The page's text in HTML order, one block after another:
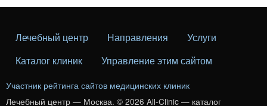
Лечебный центр Направления
Услуги
Каталог клиник
Управление этим сайтом
Участник рейтинга сайтов медицинских клиник
Лечебный центр — Москва. © 2026 All-Clinic — каталог